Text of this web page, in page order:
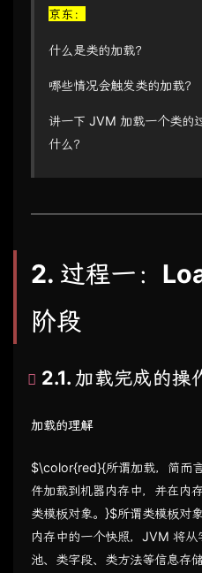
京东：
什么是类的加载？
哪些情况会触发类的加载？
讲一下 JVM 加载一个类的
什么？
2. 过程一：
阶段
2.1. 加载完成的操
加载的理解
$\color{red}{所谓加载，简而
件加载到机器内存中，并在
类模板对象。}$所谓类模板对
内存中的一个快照，JVM 将
池、类字段、类方法等信息存